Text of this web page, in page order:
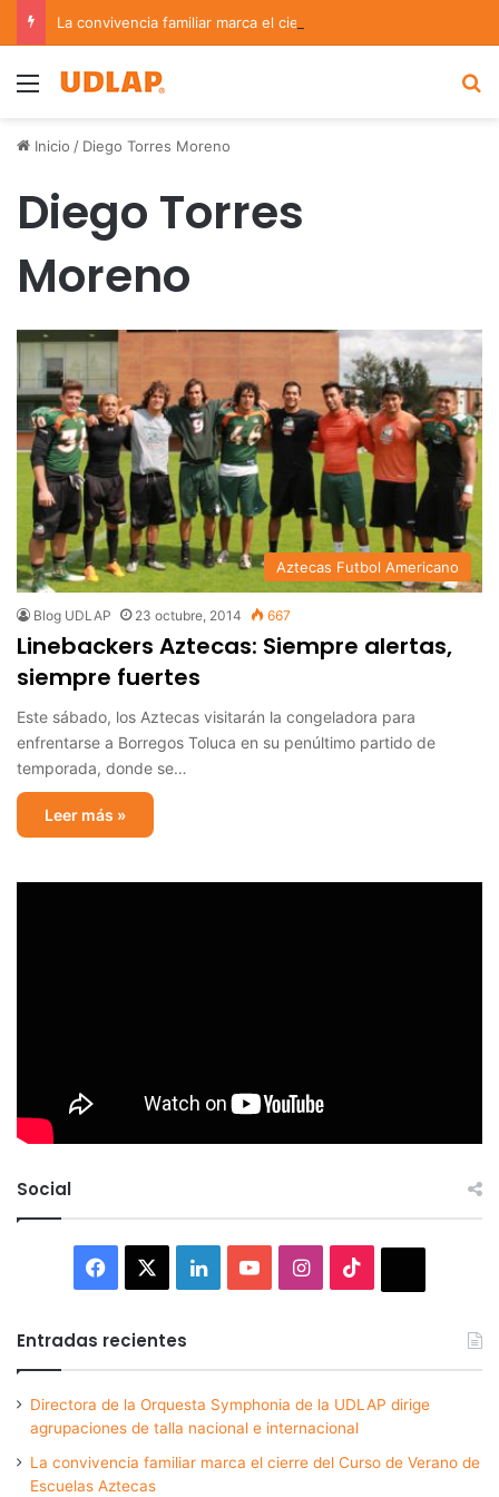
Menu
Inicio / Diego Torres Moreno
Diego Torres
Moreno
Aztecas Futbol Americano
Blog UDLAP 23 octubre, 2014 667
Linebackers Aztecas: Siempre alertas,
siempre fuertes
Este sábado, los Aztecas visitarán la congeladora para
enfrentarse a Borregos Toluca en su penúltimo partido de
temporada, donde se…
Leer más »
Social
Facebook LinkedInYouTubeInstagram
Entradas recientes
Directora de la Orquesta Symphonia de la UDLAP dirige
agrupaciones de talla nacional e internacional
La convivencia familiar marca el cierre del Curso de Verano de
Escuelas Aztecas